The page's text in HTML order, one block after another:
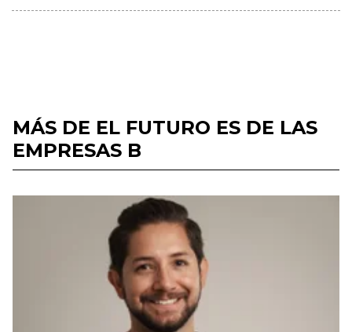
MÁS DE EL FUTURO ES DE LAS
EMPRESAS B